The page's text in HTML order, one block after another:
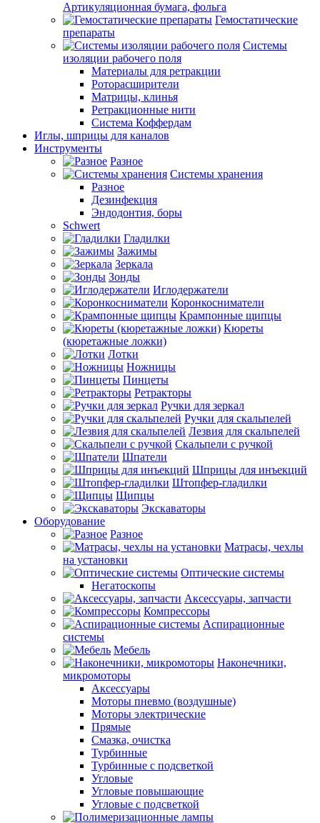
Артикуляционная бумага, фольга
Гемостатические
препараты
Системы
изоляции рабочего поля
Материалы для ретракции
Роторасширители
Матрицы, клинья
Ретракционные нити
Система Коффердам
Иглы, шприцы для каналов
Инструменты
Разное
Системы хранения
Разное
Дезинфекция
Эндодонтия, боры
Schwert
Гладилки
Зажимы
Зеркала
Зонды
Иглодержатели
Коронкосниматели
Крампонные щипцы
Кюреты
(кюретажные ложки)
Лотки
Ножницы
Пинцеты
Ретракторы
Ручки для зеркал
Ручки для скальпелей
Лезвия для скальпелей
Скальпели с ручкой
Шпатели
Шприцы для инъекций
Штопфер-гладилки
Щипцы
Экскаваторы
Оборудование
Разное
Матрасы, чехлы
на установки
Оптические системы
Негатоскопы
Аксессуары, запчасти
Компрессоры
Аспирационные
системы
Мебель
Наконечники,
микромоторы
Аксессуары
Моторы пневмо (воздушные)
Моторы электрические
Прямые
Смазка, очистка
Турбинные
Турбинные с подсветкой
Угловые
Угловые повышающие
Угловые с подсветкой